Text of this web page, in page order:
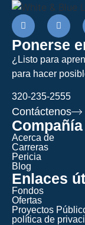
Ponerse
¿Listo para
para hacer
320-235-2555
Contáctenos
Compañía
Acerca de
Carreras
Pericia
Blog
Enlaces
Fondos
Ofertas
Proyectos
política de